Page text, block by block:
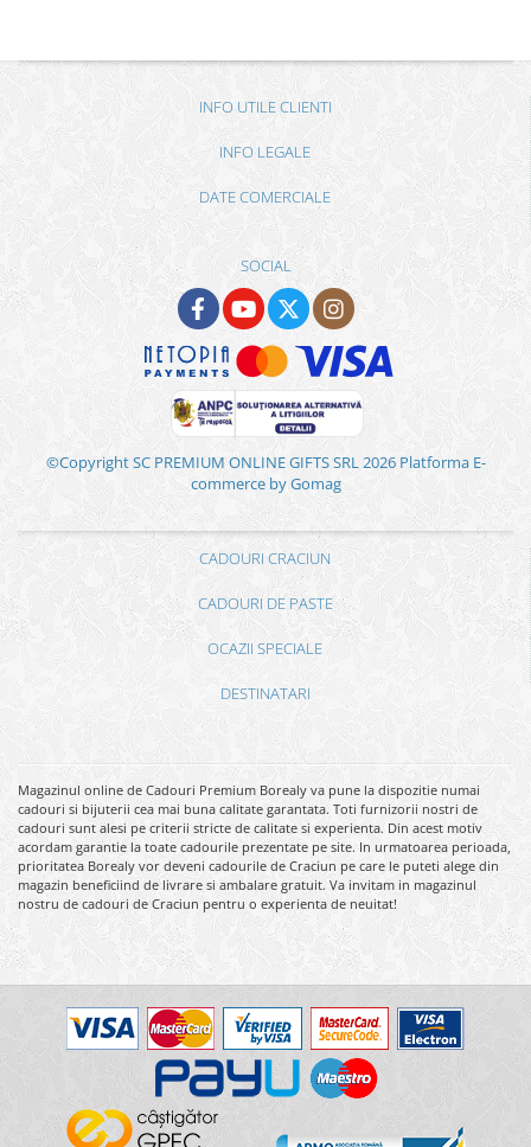
INFO UTILE CLIENTI
INFO LEGALE
DATE COMERCIALE
SOCIAL
©Copyright SC PREMIUM ONLINE GIFTS SRL 2026 Platforma E-
commerce by Gomag
CADOURI CRACIUN
CADOURI DE PASTE
OCAZII SPECIALE
DESTINATARI
Magazinul online de Cadouri Premium Borealy va pune la dispozitie numai
cadouri si bijuterii cea mai buna calitate garantata. Toti furnizorii nostri de
cadouri sunt alesi pe criterii stricte de calitate si experienta. Din acest motiv
acordam garantie la toate cadourile prezentate pe site. In urmatoarea perioada,
prioritatea Borealy vor deveni cadourile de Craciun pe care le puteti alege din
magazin beneficiind de livrare si ambalare gratuit. Va invitam in magazinul
nostru de cadouri de Craciun pentru o experienta de neuitat!